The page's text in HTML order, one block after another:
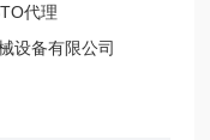
代理
设备有限公司